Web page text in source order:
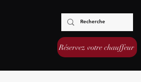
Réservez votre chauffeur